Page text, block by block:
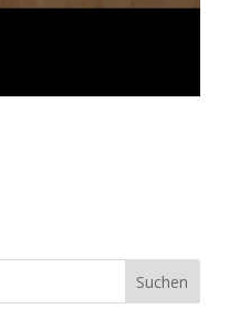
Suchen